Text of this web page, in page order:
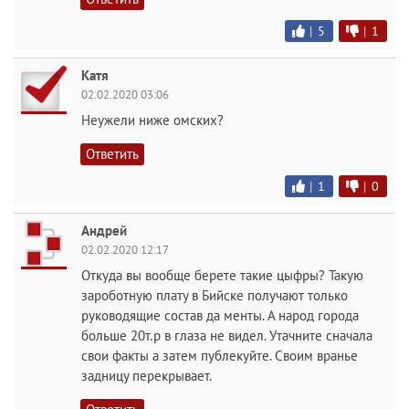
| 5 | 1
Катя
02.02.2020 03:06
Неужели ниже омских?
Ответить
| 1 | 0
Андрей
02.02.2020 12:17
Откуда вы вообще берете такие цыфры? Такую
зароботную плату в Бийске получают только
руководящие состав да менты. А народ города
больше 20т.р в глаза не видел. Утачните сначала
свои факты а затем публекуйте. Своим вранье
задницу перекрывает.